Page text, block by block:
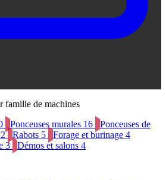
famille de machines
Ponceuses murales 16
Ponceuses de
2 Rabots 5 Forage et burinage 4
3 Démos et salons 4